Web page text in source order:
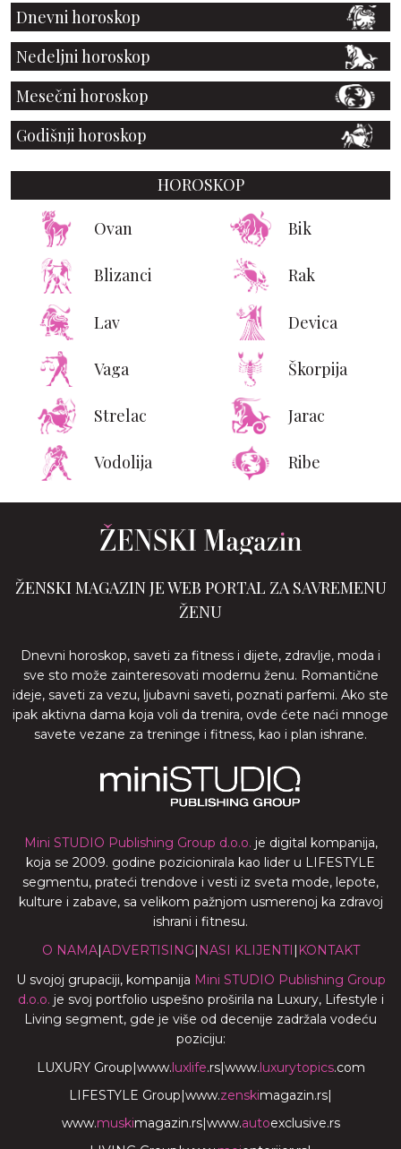
Dnevni horoskop
Nedeljni horoskop
Mesečni horoskop
Godišnji horoskop
HOROSKOP
Ovan Bik
Blizanci Rak
Lav Devica
Vaga Škorpija
Strelac Jarac
Vodolija Ribe
ŽENSKI MAGAZIN JE WEB PORTAL ZA SAVREMENU
ŽENU
Dnevni horoskop, saveti za fitness i dijete, zdravlje, moda i
sve sto može zainteresovati modernu ženu. Romantične
ideje, saveti za vezu, ljubavni saveti, poznati parfemi. Ako ste
ipak aktivna dama koja voli da trenira, ovde ćete naći mnoge
savete vezane za treninge i fitness, kao i plan ishrane.
Mini STUDIO Publishing Group d.o.o. je digital kompanija,
koja se 2009. godine pozicionirala kao lider u LIFESTYLE
segmentu, prateći trendove i vesti iz sveta mode, lepote,
kulture i zabave, sa velikom pažnjom usmerenoj ka zdravoj
ishrani i fitnesu.
O NAMA|ADVERTISING| NASI KLIJENTI | KONTAKT
U svojoj grupaciji, kompanija Mini STUDIO Publishing Group
d.o.o. je svoj portfolio uspešno proširila na Luxury, Lifestyle i
Living segment, gde je više od decenije zadržala vodeću
poziciju:
LUXURY Group|www.luxlife.rs|www.luxurytopics.com
LIFESTYLE Group|www.zenskimagazin.rs|
www.muskimagazin.rs|www.autoexclusive.rs